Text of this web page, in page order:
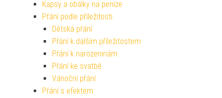
Kapsy a obálky na peníze
Přání podle příležitosti
Dětská přání
Přání k dalším příležitostem
Přání k narozeninám
Přání ke svatbě
Vánoční přání
Přání s efektem